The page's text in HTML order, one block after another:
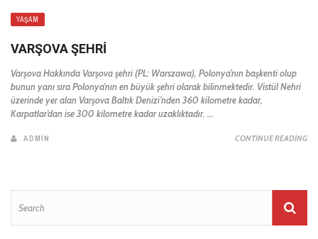
YAŞAM
VARŞOVA ŞEHRI
Varşova Hakkında Varşova şehri (PL: Warszawa), Polonya’nın başkenti olup
bunun yanı sıra Polonya’nın en büyük şehri olarak bilinmektedir. Vistül Nehri
üzerinde yer alan Varşova Baltık Denizi’nden 360 kilometre kadar,
Karpatlar’dan ise 300 kilometre kadar uzaklıktadır. ...
ADMIN CONTINUE READING